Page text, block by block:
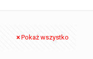
Pokaż wszystko